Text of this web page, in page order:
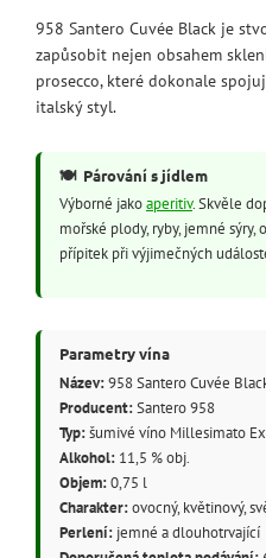
958 Santero Cuvée Black je
zapůsobit nejen obsahem
prosecco, které dokonale
italský styl.
🍽️ Párování s jídlem
Výborné jakoaperitiv. Skvěle
mořské plody, ryby, jemné
přípitek při výjimečných
Parametry vína
Název:958 Santero Cuvée
Producent:Santero 958
Typ:šumivé víno Millesimato
Alkohol:11,5 % obj.
Objem:0,75 l
Charakter:ovocný, květinový,
Perlení:jemné a dlouhotrvající